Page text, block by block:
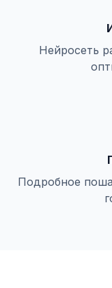
Нейросеть
Подробное